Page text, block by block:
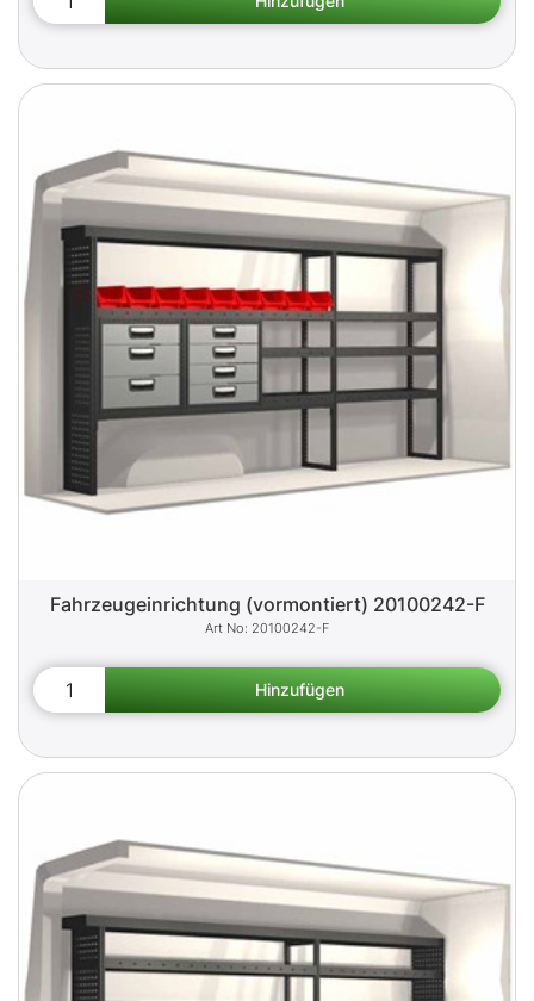
Fahrzeugeinrichtung (vormontiert) 20100242-F
20100242-F